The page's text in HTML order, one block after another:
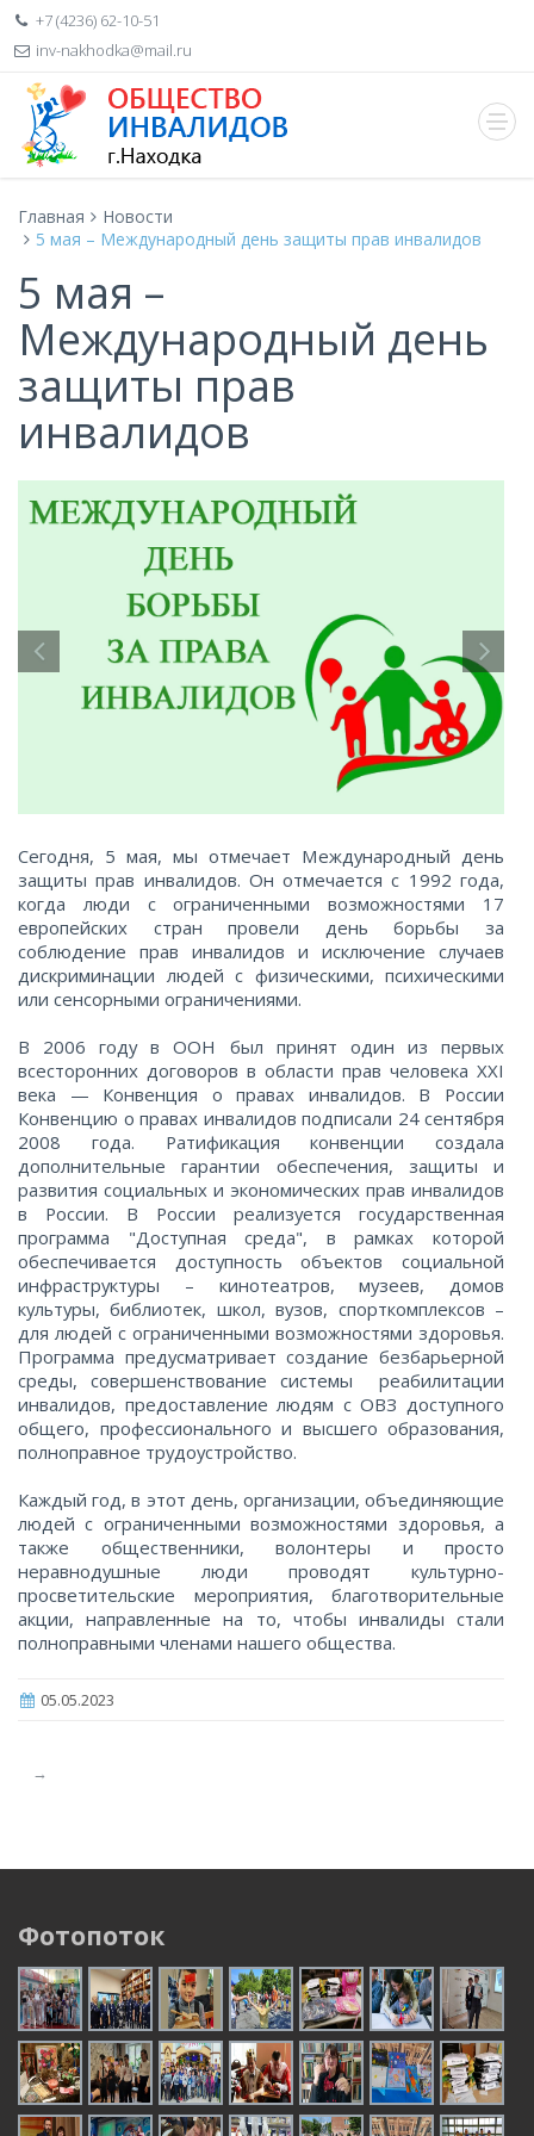
+7 (4236) 62-10-51
inv-nakhodka@mail.ru
Главная
Новости
5 мая – Международный день защиты прав инвалидов
5 мая –
Международный день
защиты прав
инвалидов
Сегодня, 5 мая, мы отмечает Международный день
защиты прав инвалидов. Он отмечается с 1992 года,
когда люди с ограниченными возможностями 17
европейских стран провели день борьбы за
соблюдение прав инвалидов и исключение случаев
дискриминации людей с физическими, психическими
или сенсорными ограничениями.
В 2006 году в ООН был принят один из первых
всесторонних договоров в области прав человека XXI
века — Конвенция о правах инвалидов. В России
Конвенцию о правах инвалидов подписали 24 сентября
2008 года. Ратификация конвенции создала
дополнительные гарантии обеспечения, защиты и
развития социальных и экономических прав инвалидов
в России. В России реализуется государственная
программа "Доступная среда", в рамках которой
обеспечивается доступность объектов социальной
инфраструктуры – кинотеатров, музеев, домов
культуры, библиотек, школ, вузов, спорткомплексов –
для людей с ограниченными возможностями здоровья.
Программа предусматривает создание безбарьерной
среды, совершенствование системы реабилитации
инвалидов, предоставление людям с ОВЗ доступного
общего, профессионального и высшего образования,
полноправное трудоустройство.
Каждый год, в этот день, организации, объединяющие
людей с ограниченными возможностями здоровья, а
также общественники, волонтеры и просто
неравнодушные люди проводят культурно-
просветительские мероприятия, благотворительные
акции, направленные на то, чтобы инвалиды стали
полноправными членами нашего общества.
05.05.2023
→
Фотопоток
100 200 500
1000 2000 5000
10000